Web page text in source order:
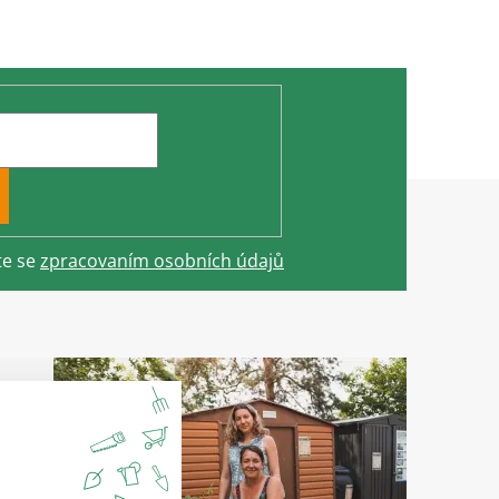
sezpracovaním osobních údajů